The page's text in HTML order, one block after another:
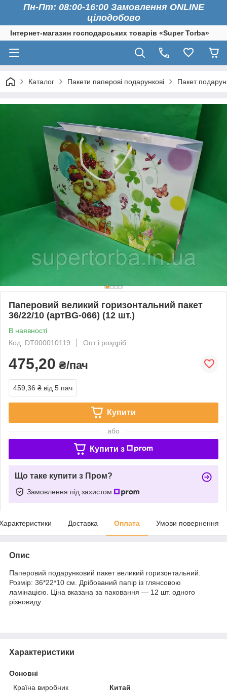
Пн-Пт: 08:00-16:00 Замовлення ONLINE
цілодобово
Інтернет-магазин господарських товарів «Super Torba»
Каталог Пакети паперові подарункові Пакет
Паперовий великий горизонтальний пакет
36/22/10 (артBG-066) (12 шт.)
В наявності
Код: DT000010119
Опт і роздріб
475,20 ₴/пач
459,36 ₴ від 5 пач
Купити
або
Купити з
Що таке купити з Пром?
Замовлення під захистом
Доставка Оплата Умови повернення
Опис
Паперовий подарунковий пакет великий горизонтальний.
Розмір: 36*22*10 см. Дрібований папір із глянсовою
ламінацією. Ціна вказана за паковання — 12 шт. одного
різновиду.
Характеристики
Основні
Країна виробник
Китай